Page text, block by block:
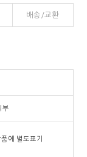
배송/교환
부
에 별도표기